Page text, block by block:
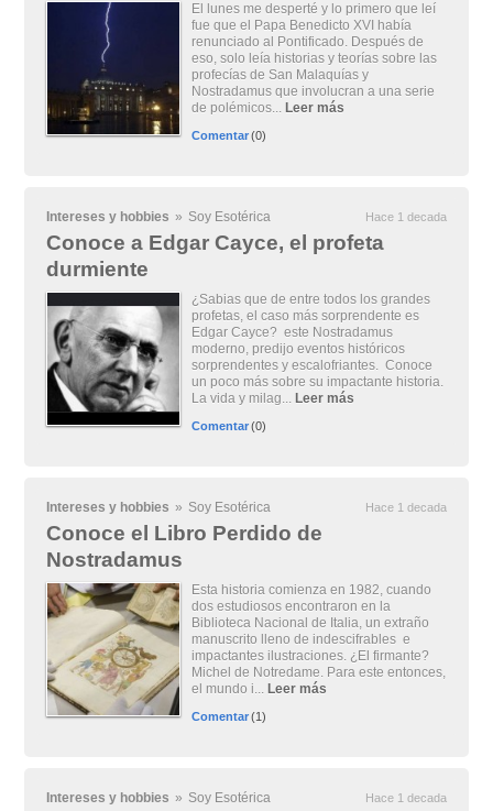
El lunes me desperté y lo primero que leí
fue que el Papa Benedicto XVI había
renunciado al Pontificado. Después de
eso, solo leía historias y teorías sobre las
profecías de San Malaquías y
Nostradamus que involucran a una serie
de polémicos... Leer más
Comentar(0)
Intereses y hobbies » Soy Esotérica Hace 1 decada
Conoce a Edgar Cayce, el profeta
durmiente
¿Sabias que de entre todos los grandes
profetas, el caso más sorprendente es
Edgar Cayce? este Nostradamus
moderno, predijo eventos históricos
sorprendentes y escalofriantes. Conoce
un poco más sobre su impactante historia.
La vida y milag... Leer más
Comentar(0)
Intereses y hobbies » Soy Esotérica Hace 1 decada
Conoce el Libro Perdido de
Nostradamus
Esta historia comienza en 1982, cuando
dos estudiosos encontraron en la
Biblioteca Nacional de Italia, un extraño
manuscrito lleno de indescifrables e
impactantes ilustraciones. ¿El firmante?
Michel de Notredame. Para este entonces,
el mundo i... Leer más
Comentar(1)
Intereses y hobbies » Soy Esotérica Hace 1 decada